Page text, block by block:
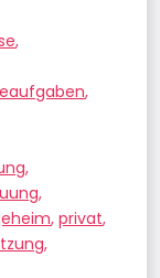
,
,
,
,
, privat,
,